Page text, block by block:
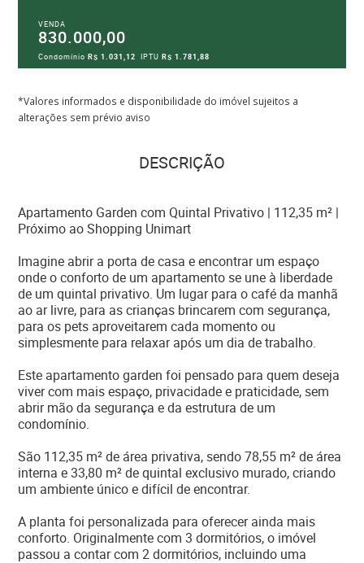
VENDA
830.000,00
CondomínioR$ 1.031,12 IPTUR$ 1.781,88
*Valores informados e disponibilidade do imóvel sujeitos a
alterações sem prévio aviso
DESCRIÇÃO
Apartamento Garden com Quintal Privativo | 112,35 m² |
Próximo ao Shopping Unimart
Imagine abrir a porta de casa e encontrar um espaço
onde o conforto de um apartamento se une à liberdade
de um quintal privativo. Um lugar para o café da manhã
ao ar livre, para as crianças brincarem com segurança,
para os pets aproveitarem cada momento ou
simplesmente para relaxar após um dia de trabalho.
Este apartamento garden foi pensado para quem deseja
viver com mais espaço, privacidade e praticidade, sem
abrir mão da segurança e da estrutura de um
condomínio.
São 112,35 m² de área privativa, sendo 78,55 m² de área
interna e 33,80 m² de quintal exclusivo murado, criando
um ambiente único e difícil de encontrar.
A planta foi personalizada para oferecer ainda mais
conforto. Originalmente com 3 dormitórios, o imóvel
passou a contar com 2 dormitórios, incluindo uma